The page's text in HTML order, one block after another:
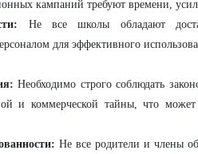
кампаний требуют времени,
Не все школы обладают
для эффективного
Необходимо строго соблюдать
и коммерческой тайны, что
Не все родители и члены